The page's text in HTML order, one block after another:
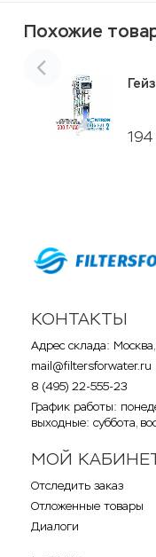
Похожие
КОНТАКТЫ
Адрес склада:
mail@filtersforwater.ru
8 (495) 22-555-23
График работы:
выходные: суббота,
МОЙ
Отследить заказ
Отложенные товары
Диалоги